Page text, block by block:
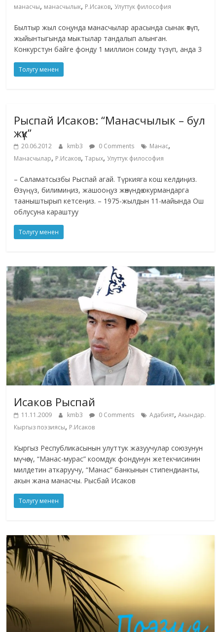
манасчы, манасчылык, Р.Исаков, Улуттук философия
Былтыр жыл соңунда манасчылар арасында сынак өтүп,
жыйынтыгында мыктылар тандалып алынган.
Конкурстун байге фонду 1 миллион сомду түзүп, анда 3
Толугу менен
Рыспай Исаков: “Манасчылык – бул
жүк”
20.06.2012 kmb3 0 Comments Манас,
Манасчылар, Р.Исаков,Тарых, Улуттук философия
– Саламатсызбы Рыспай агай. Түркияга кош келдиңиз.
Өзүңүз, билимиңиз, жашооңуз жөнүндө окурмандарга
тааныштырып кетсеңиз. – 1975-жылдын 11-майында Ош
облусуна караштуу
Толугу менен
Исаков Рыспай
11.11.2009 kmb3 0 Comments Адабият,Акындар.
Кыргыз поэзиясы, Р.Исаков
Кыргыз Республикасынын улуттук жазуучулар союзунун
мүчөсү, “Манас-мурас” коомдук фондунун жетекчисинин
милдетин аткаруучу, “Манас” банкынын стипендианты,
акын жана манасчы. Рысбай Исаков
Толугу менен